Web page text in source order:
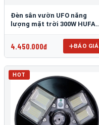
Đèn sân vườn UFO năng
lượng mặt trời 300W HUFA
4.450.000đ BÁO GIÁ
HOT